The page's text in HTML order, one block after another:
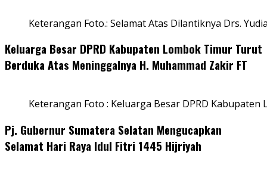
Keterangan Foto.: Selamat Atas Dilantiknya Drs.
Keluarga Besar DPRD Kabupaten Lombok Timur Turut
Berduka Atas Meninggalnya H. Muhammad Zakir FT
Keterangan Foto : Keluarga Besar DPRD
Pj. Gubernur Sumatera Selatan Mengucapkan
Selamat Hari Raya Idul Fitri 1445 Hijriyah